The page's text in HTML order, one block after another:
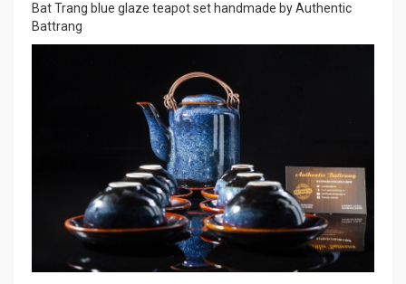
Bat Trang blue glaze teapot set handmade by Authentic
Battrang